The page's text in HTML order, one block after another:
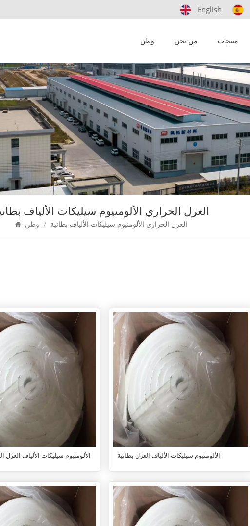
English
وطن من نحن منتجات
العزل الحراري الألومنيوم سيليكات الألياف
/ العزل الحراري الألومنيوم سيليكات الألياف بطانية
الألومنيوم سيليكات الألياف العزل الألومنيوم سيليكات الألياف العزل بطانية